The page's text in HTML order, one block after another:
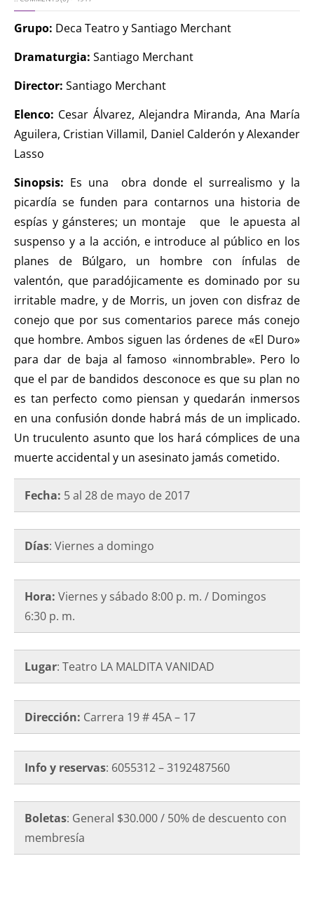
el ratón Bakunin en el
último comic
KT :: |Diplomado
contemporáneo?
Distopías y sociedad
actual / 18 de agosto
de 2026
IV Torneo de
dramaturgia / 16 de
agosto de 2026
KT :: |XV Festival
Internacional de
Teatro Rosa
Grupo: Deca Teatro y Santiago Merchant
Dramaturgia: Santiago Merchant
Director: Santiago Merchant
Elenco: Cesar Álvarez, Alejandra Miranda, Ana María
Aguilera, Cristian Villamil, Daniel Calderón y Alexander
Lasso
Sinopsis: Es una obra donde el surrealismo y la
picardía se funden para contarnos una historia de
espías y gánsteres; un montaje que le apuesta al
suspenso y a la acción, e introduce al público en los
planes de Búlgaro, un hombre con ínfulas de
valentón, que paradójicamente es dominado por su
irritable madre, y de Morris, un joven con disfraz de
conejo que por sus comentarios parece más conejo
que hombre. Ambos siguen las órdenes de «El Duro»
para dar de baja al famoso «innombrable». Pero lo
que el par de bandidos desconoce es que su plan no
es tan perfecto como piensan y quedarán inmersos
en una confusión donde habrá más de un implicado.
Un truculento asunto que los hará cómplices de una
muerte accidental y un asesinato jamás cometido.
Fecha: 5 al 28 de mayo de 2017
Días: Viernes a domingo
Hora: Viernes y sábado 8:00 p. m. / Domingos
6:30 p. m.
Lugar: Teatro LA MALDITA VANIDAD
Dirección: Carrera 19 # 45A – 17
Info y reservas: 6055312 – 3192487560
Boletas: General $30.000 / 50% de descuento con
membresía